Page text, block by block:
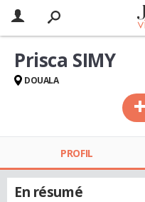
Prisca SIMY
DOUALA
PROFIL
En résumé